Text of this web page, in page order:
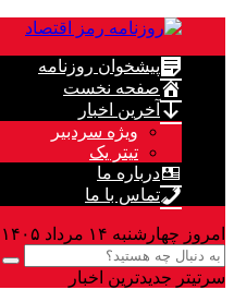
پیشخوان روزنامه
صفحه نخست
آخرین اخبار
ویژه سردبیر
تیتر یک
درباره ما
تماس با ما
امروز چهارشنبه ۱۴ مرداد ۱۴۰۵
سرتیتر جدیدترین اخبار